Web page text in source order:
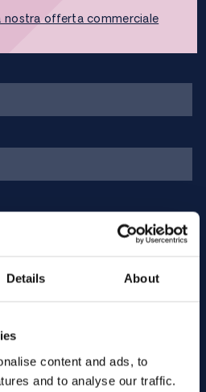
Details About
content and ads, to
and to analyse our traffic.
nostra offerta commerciale